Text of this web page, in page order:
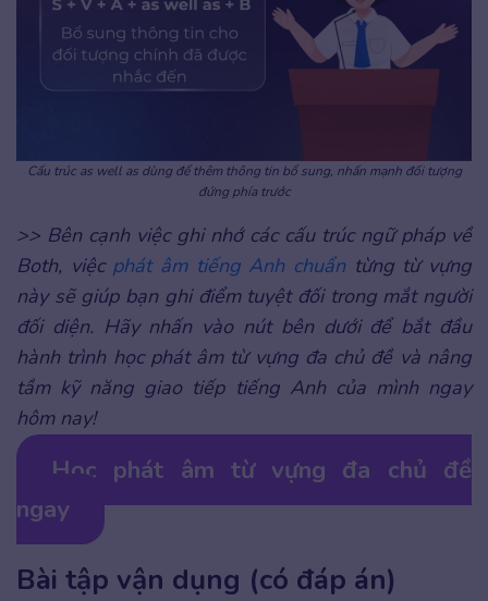
Cấu trúc as well as dùng để thêm thông tin bổ sung, nhấn mạnh đối tượng
đứng phía trước
>> Bên cạnh việc ghi nhớ các cấu trúc ngữ pháp về
Both, việc phát âm tiếng Anh chuẩntừng từ vựng
này sẽ giúp bạn ghi điểm tuyệt đối trong mắt người
đối diện. Hãy nhấn vào nút bên dưới để bắt đầu
hành trình học phát âm từ vựng đa chủ đề và nâng
tầm kỹ năng giao tiếp tiếng Anh của mình ngay
hôm nay!
Học phát âm từ vựng đa chủ đề
ngay
Bài tập vận dụng (có đáp án)